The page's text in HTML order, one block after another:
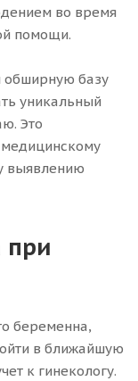
во время
помощи.
обширную базу
уникальный
Это
медицинскому
выявлению
при
беременна,
в ближайшую
к гинекологу.